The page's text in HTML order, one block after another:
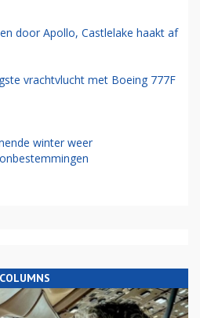
door Apollo, Castlelake haakt af
vrachtvlucht met Boeing 777F
winter weer
COLUMNS